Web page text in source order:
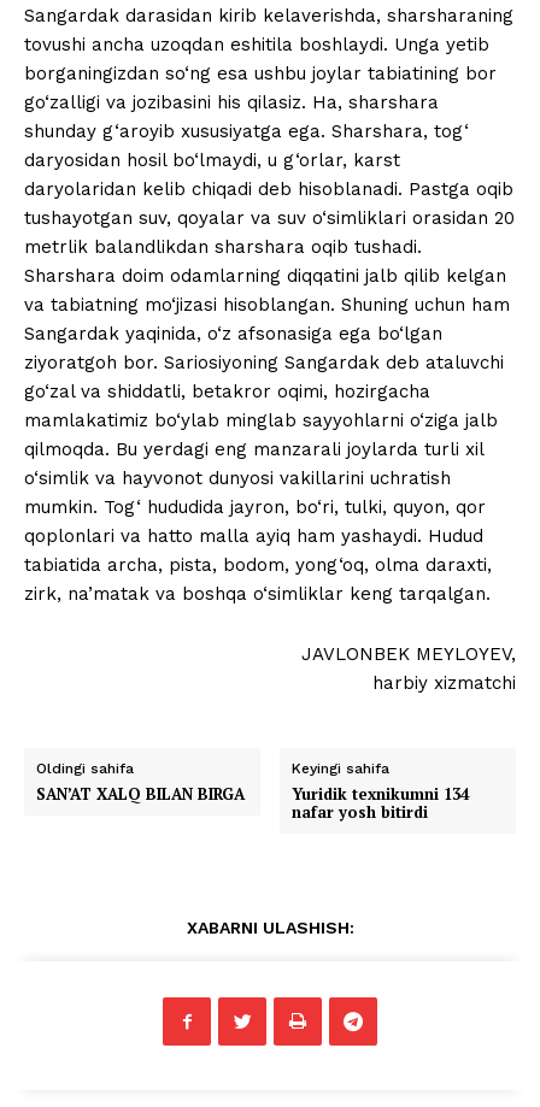
Sangardak darasidan kirib kelaverishda, sharsharaning
tovushi ancha uzoqdan eshitila boshlaydi. Unga yetib
borganingizdan so‘ng esa ushbu joylar tabiatining bor
go‘zalligi va jozibasini his qilasiz. Ha, sharshara
shunday g‘aroyib xususiyatga ega. Sharshara, tog‘
daryosidan hosil bo‘lmaydi, u g‘orlar, karst
daryolaridan kelib chiqadi deb hisoblanadi. Pastga oqib
tushayotgan suv, qoyalar va suv o‘simliklari orasidan 20
metrlik balandlikdan sharshara oqib tushadi.
Sharshara doim odamlarning diqqatini jalb qilib kelgan
va tabiatning mo‘jizasi hisoblangan. Shuning uchun ham
Sangardak yaqinida, o‘z afsonasiga ega bo‘lgan
ziyoratgoh bor. Sariosiyoning Sangardak deb ataluvchi
go‘zal va shiddatli, betakror oqimi, hozirgacha
mamlakatimiz bo‘ylab minglab sayyohlarni o‘ziga jalb
qilmoqda. Bu yerdagi eng manzarali joylarda turli xil
o‘simlik va hayvonot dunyosi vakillarini uchratish
mumkin. Tog‘ hududida jayron, bo‘ri, tulki, quyon, qor
qoplonlari va hatto malla ayiq ham yashaydi. Hudud
tabiatida archa, pista, bodom, yong‘oq, olma daraxti,
zirk, na’matak va boshqa o‘simliklar keng tarqalgan.
JAVLONBEK MEYLOYEV,
harbiy xizmatchi
Oldingi sahifa
SAN’AT XALQ BILAN BIRGA
Keyingi sahifa
Yuridik texnikumni 134
nafar yosh bitirdi
XABARNI ULASHISH: